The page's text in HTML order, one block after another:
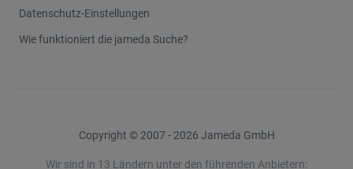
Datenschutz
Datenschutz-Einstellungen
Copyright © 2007 - 2026 Jameda GmbH